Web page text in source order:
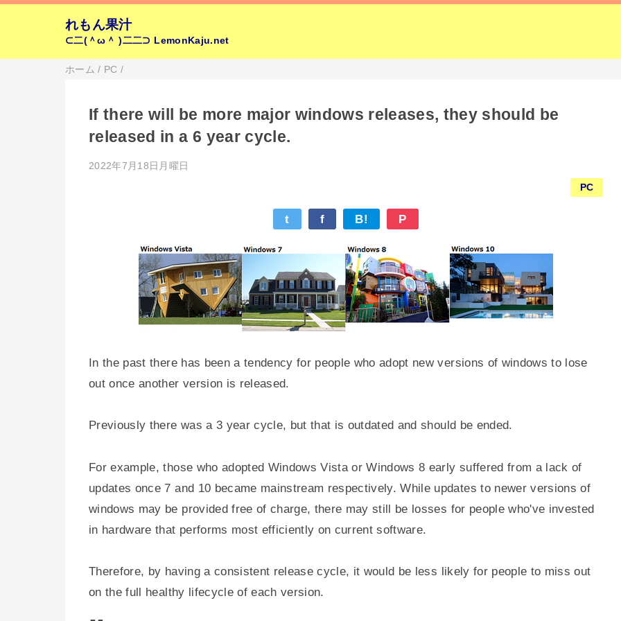
れもん果汁
⊂二(＾ω＾ )二二⊃ LemonKaju.net
ホーム / PC /
If there will be more major windows releases, they should be
released in a 6 year cycle.
2022年7月18日月曜日
PC
t f B! P
In the past there has been a tendency for people who adopt new versions of windows to lose
out once another version is released.
Previously there was a 3 year cycle, but that is outdated and should be ended.
For example, those who adopted Windows Vista or Windows 8 early suffered from a lack of
updates once 7 and 10 became mainstream respectively. While updates to newer versions of
windows may be provided free of charge, there may still be losses for people who've invested
in hardware that performs most efficiently on current software.
Therefore, by having a consistent release cycle, it would be less likely for people to miss out
on the full healthy lifecycle of each version.